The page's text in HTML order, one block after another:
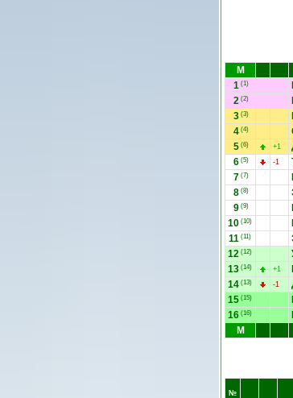
М
1 (1)
2 (2)
3 (3)
4 (4)
5 (6) +1
6 (5) -1
7 (7)
8 (8)
9 (9)
10 (10)
11 (11)
12 (12)
13 (14) +1
14 (13) -1
15 (15)
16 (16)
М
№